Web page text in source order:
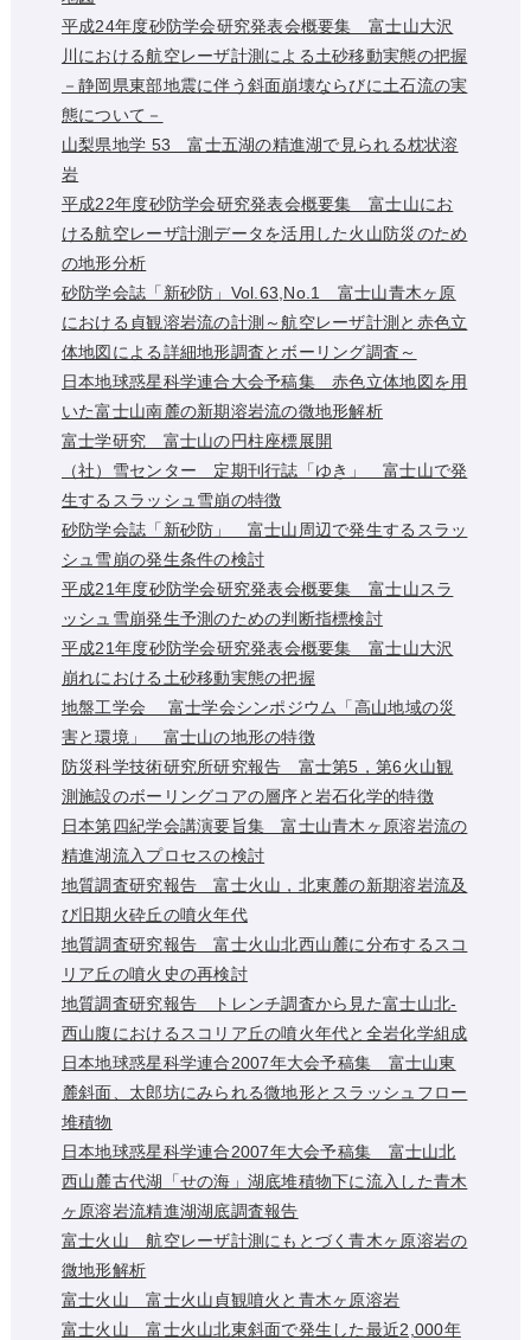
平成24年度砂防学会研究発表会概要集 富士山大沢
川における航空レーザ計測による土砂移動実態の把握
－静岡県東部地震に伴う斜面崩壊ならびに土石流の実
態について－
山梨県地学 53 富士五湖の精進湖で見られる枕状溶
岩
平成22年度砂防学会研究発表会概要集 富士山にお
ける航空レーザ計測データを活用した火山防災のため
の地形分析
砂防学会誌「新砂防」Vol.63,No.1 富士山青木ヶ原
における貞観溶岩流の計測～航空レーザ計測と赤色立
体地図による詳細地形調査とボーリング調査～
日本地球惑星科学連合大会予稿集 赤色立体地図を用
いた富士山南麓の新期溶岩流の微地形解析
富士学研究 富士山の円柱座標展開
（社）雪センター 定期刊行誌「ゆき」 富士山で発
生するスラッシュ雪崩の特徴
砂防学会誌「新砂防」 富士山周辺で発生するスラッ
シュ雪崩の発生条件の検討
平成21年度砂防学会研究発表会概要集 富士山スラ
ッシュ雪崩発生予測のための判断指標検討
平成21年度砂防学会研究発表会概要集 富士山大沢
崩れにおける土砂移動実態の把握
地盤工学会 富士学会シンポジウム「高山地域の災
害と環境」 富士山の地形の特徴
防災科学技術研究所研究報告 富士第5，第6火山観
測施設のボーリングコアの層序と岩石化学的特徴
日本第四紀学会講演要旨集 富士山青木ヶ原溶岩流の
精進湖流入プロセスの検討
地質調査研究報告 富士火山，北東麓の新期溶岩流及
び旧期火砕丘の噴火年代
地質調査研究報告 富士火山北西山麓に分布するスコ
リア丘の噴火史の再検討
地質調査研究報告 トレンチ調査から見た富士山北-
西山腹におけるスコリア丘の噴火年代と全岩化学組成
日本地球惑星科学連合2007年大会予稿集 富士山東
麓斜面、太郎坊にみられる微地形とスラッシュフロー
堆積物
日本地球惑星科学連合2007年大会予稿集 富士山北
西山麓古代湖「せの海」湖底堆積物下に流入した青木
ヶ原溶岩流精進湖湖底調査報告
富士火山 航空レーザ計測にもとづく青木ヶ原溶岩の
微地形解析
富士火山 富士火山貞観噴火と青木ヶ原溶岩
富士火山 富士火山北東斜面で発生した最近2,000年